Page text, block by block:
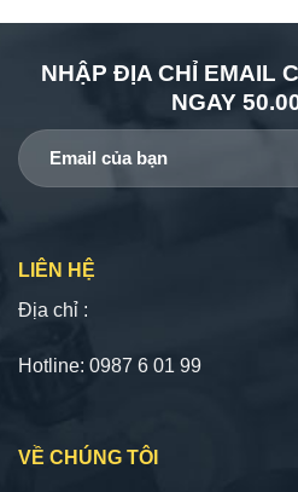
NHẬP ĐỊA CHỈ EMAIL
NGAY
LIÊN HỆ
Địa chỉ :
Hotline: 0987 6 01 99
VỀ CHÚNG TÔI